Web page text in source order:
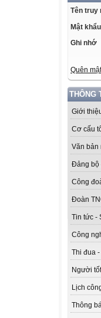
Tên truy
Mật khẩu
Ghi nhớ
Quên
THÔNG
Giới
Cơ cấu
Văn bản
Đảng bộ
Công
Đoàn
Tin tức -
Công
Thi đua
Người
Lịch
Thông